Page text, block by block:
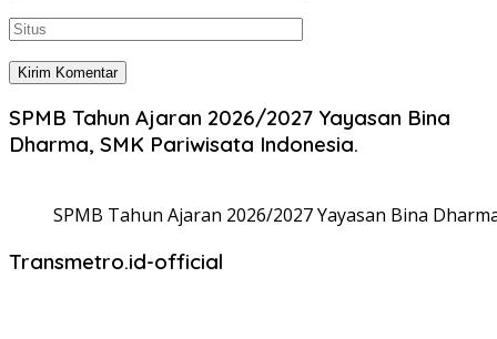
SPMB Tahun Ajaran 2026/2027 Yayasan Bina
Dharma, SMK Pariwisata Indonesia.
SPMB Tahun Ajaran 2026/2027 Yayasan Bina
Transmetro.id-official